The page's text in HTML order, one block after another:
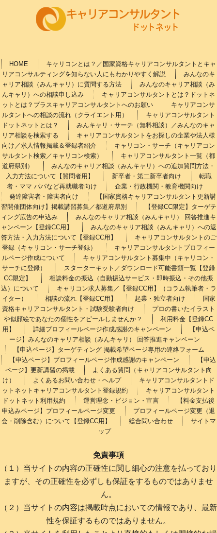
HOME
キャリコンとは？／国家資格キャリアコンサルタントとキャ
リアコンサルティングを知らない人にもわかりやすく解説
みんなのキ
ャリア相談（みんキャリ）に質問する方法
みんなのキャリア相談（み
んキャリ）への相談申し込み
キャリアコンサルタントとは？ドットネ
ットとは？プラスキャリアコンサルタントへのお願い
キャリアコンサ
ルタントへの相談の流れ（クライエント用）
キャリアコンサルタント
ドットネットとは？
みんキャリ・サーチ（無料相談）／みんなのキャ
リア相談を検索する
キャリアコンサルタントをお探しの企業や法人様
向け／求人情報掲載＆登録者紹介
キャリコン・サーチ（キャリアコン
サルタント検索／キャリコン検索）
キャリアコンサルタント一覧（都
道府県別）
みんなのキャリア相談（みんキャリ）への追加質問方法・
入力方法について【質問者用】
新卒者・第二新卒者向け
転職
者・ママ パパなど再就職者向け
企業・行政機関・教育機関向け
発達障害者・障害者向け
【国家資格キャリアコンサルタント更新講
習開催団体向け】掲載講習募集／都道府県別
【登録CC限定】ターゲテ
ィング広告の申込み
みんなのキャリア相談（みんキャリ） 回答推進キ
ャンペーン【登録CC用】
みんなのキャリア相談（みんキャリ）への返
答方法・入力方法について【登録CC用】
キャリアコンサルタントのご
登録（キャリコン・サーチ登録）
キャリアコンサルタントプロフィー
ルページ作成について
キャリアコンサルタント募集中（キャリコン・
サーチに登録）
スターターキット／ダウンロード可能書類一覧【登録
CC限定】
相談料金の振込（自動振込サービス・即時振込・その他振
込）について
キャリコン求人募集／【登録CC用】（コラム執筆者・ラ
イター）
相談の流れ【登録CC用】 起業・独立者向け
国家
資格キャリアコンサルタント・試験受験者向け
プロの書いたイラスト
や似顔絵であなたの個性をアピールしませんか？
利用料金【登録CC
用】
詳細プロフィールページ作成感謝のキャンペーン
【申込ペ
ージ】みんなのキャリア相談（みんキャリ） 回答推進キャンペーン
【申込ページ】ターゲティング 掲載希望ページ専用の連絡フォーム
【申込ページ】プロフィールページ作成感謝のキャンペーン
【申込
ページ】更新講習の掲載
よくある質問（キャリアコンサルタント向
け）
よくあるお問い合わせ・ヘルプ
キャリアコンサルタントド
ットネットキャリアコンサルタント登録規約
キャリアコンサルタント
ドットネット利用規約
運営理念・ビジョン・宣言
【料金支払後
申込みページ】プロフィールページ変更
プロフィールページ変更（退
会・削除含む）について【登録CC用】
総合問い合わせ
サイトマ
ップ
免責事項
（１）当サイトの内容の正確性に関し細心の注意を払っており
ますが、その正確性を必ずしも保証をするものではありませ
ん。
（２）当サイトの内容は掲載時点においての情報であり、最新
性を保証するものではありません。